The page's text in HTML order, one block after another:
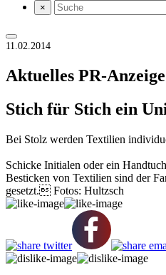
×
11.02.2014
Aktuelles PR-Anzeige
Stich für Stich ein
Bei Stolz werden Textilien
Schicke Initialen oder ein
Besticken von Textilien sind der
gesetzt. Fotos: Hultzsch